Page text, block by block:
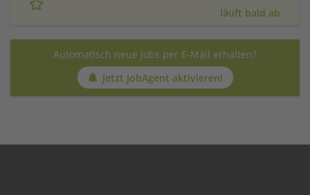
läuft bald ab
Automatisch neue Jobs per E-Mail erhalten?
Jetzt JobAgent aktivieren!